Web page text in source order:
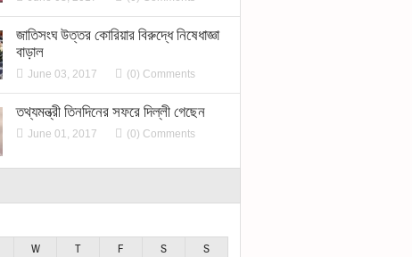
জাতিসংঘ উত্তর কোরিয়ার বিরুদ্ধে নিষেধাজ্ঞা
বাড়াল
June 03, 2017 (0) Comments
তথ্যমন্ত্রী তিনদিনের সফরে দিল্লী গেছেন
June 01, 2017 (0) Comments
W T F S S